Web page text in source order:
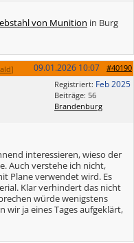
von Munition in Burg
] #40190
09.01.2026 10:07
Registriert: Feb 2025
Beiträge: 56
Brandenburg
interessieren, wieso der
Auch verstehe ich nicht,
Plane verwendet wird. Es
Klar verhindert das nicht
würde wenigstens
wir ja eines Tages aufgeklärt,